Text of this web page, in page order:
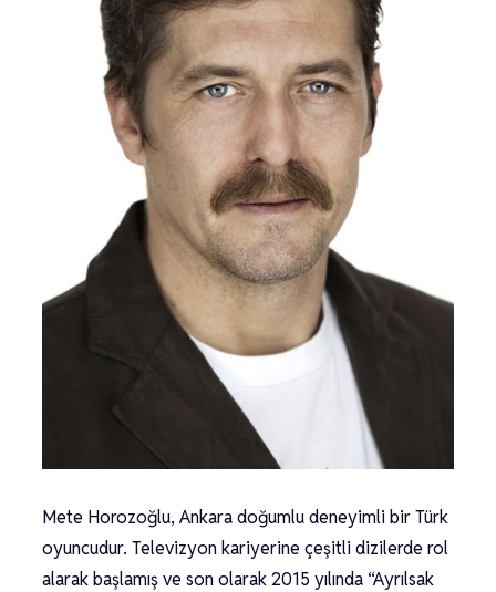
Mete Horozoğlu, Ankara doğumlu deneyimli bir Türk
oyuncudur. Televizyon kariyerine çeşitli dizilerde rol
alarak başlamış ve son olarak 2015 yılında “Ayrılsak